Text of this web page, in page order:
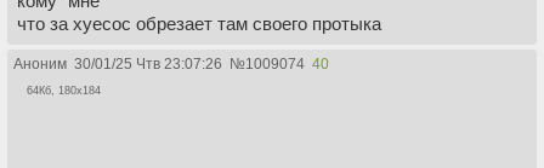
что за хуесос обрезает там своего протыка
Аноним 30/01/25 Чтв 23:07:26 №1009074 40
64Кб, 180x184